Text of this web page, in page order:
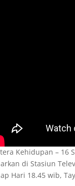
Kehidupan – 16
di Stasiun
Hari 18.45 wib,